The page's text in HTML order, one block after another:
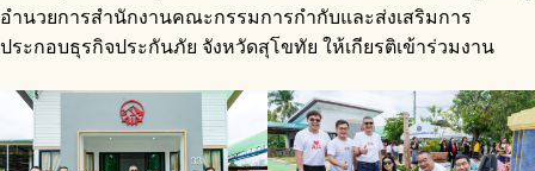
อำนวยการสำนักงานคณะกรรมการกำกับและส่งเสริมการ
ประกอบธุรกิจประกันภัย จังหวัดสุโขทัย ให้เกียรติเข้าร่วมงาน